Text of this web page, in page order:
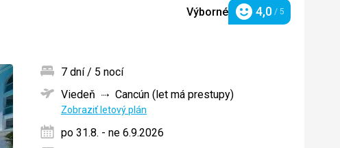
Výborné Hodnotenie
4,0 / 5
do
obľúbených
7 dní / 5 nocí
Viedeň
Cancún (let má prestupy)
Zobraziť letový plán
po 31.8. - ne 6.9.2026